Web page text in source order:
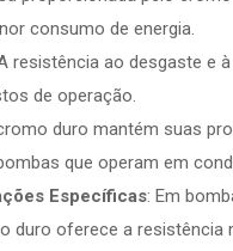
consumo de energia.
resistência ao desgaste e
de operação.
duro mantém suas
que operam em
Específicas: Em
duro oferece a resistência